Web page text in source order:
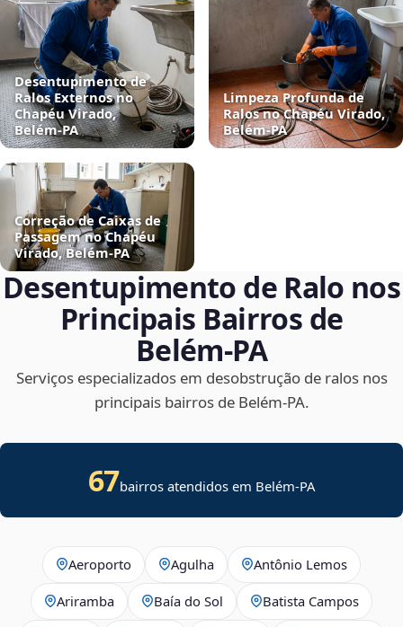
Desentupimento de
Ralos Externos no
Chapéu Virado,
Belém‑PA
Limpeza Profunda de
Ralos no Chapéu Virado,
Belém‑PA
Correção de Caixas de
Passagem no Chapéu
Virado, Belém‑PA
Desentupimento de Ralo nos
Principais Bairros de
Belém‑PA
Serviços especializados em desobstrução de ralos nos
principais bairros de Belém‑PA.
67bairros atendidos em Belém-PA
Aeroporto Agulha Antônio Lemos
Ariramba Baía do Sol Batista Campos